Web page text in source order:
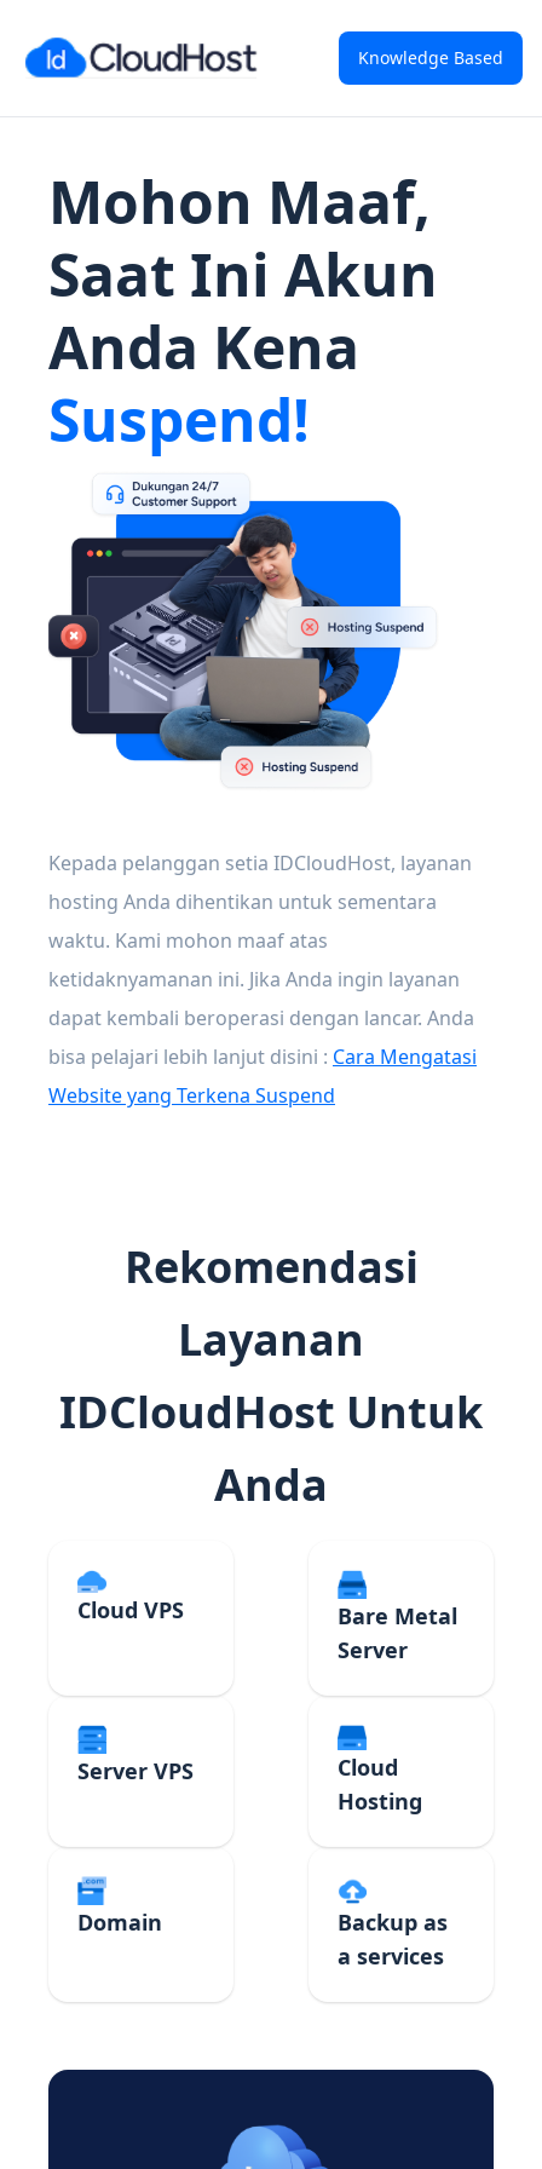
Knowledge Based
Mohon Maaf,
Saat Ini Akun
Anda Kena
Suspend!
Kepada pelanggan setia IDCloudHost, layanan
hosting Anda dihentikan untuk sementara
waktu. Kami mohon maaf atas
ketidaknyamanan ini. Jika Anda ingin layanan
dapat kembali beroperasi dengan lancar. Anda
bisa pelajari lebih lanjut disini : Cara Mengatasi
Website yang Terkena Suspend
Rekomendasi
Layanan
IDCloudHost Untuk
Anda
Cloud VPS
Bare Metal
Server
Server VPS
Cloud
Hosting
Domain
Backup as
a services